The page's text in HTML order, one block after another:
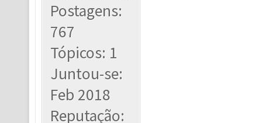
Postagens:
767
Tópicos: 1
Juntou-se:
Feb 2018
Reputação: